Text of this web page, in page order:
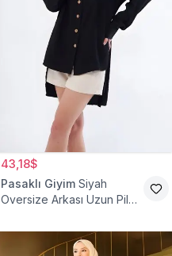
43,18$
Pasaklı Giyim Siyah
Oversize Arkası Uzun Pileli